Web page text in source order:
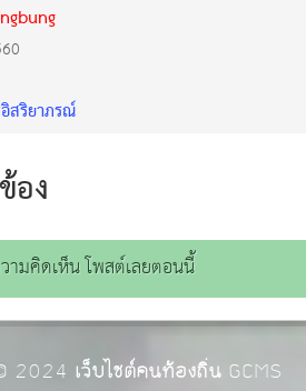
สริยาภรณ์
อง
ามคิดเห็น โพสต์เลยตอนนี้
2024 เว็บไซต์คนท้องถิ่นGCMS